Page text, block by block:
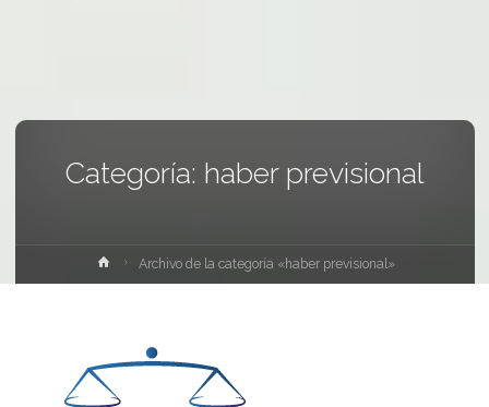
Categoría: haber previsional
InicioArchivo de la categoría «haber previsional»